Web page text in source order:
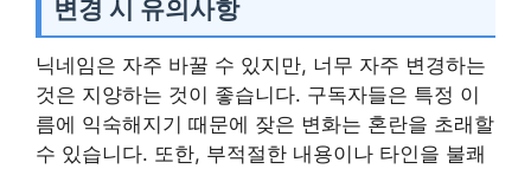
변경 시 유의사항
닉네임은 자주 바꿀 수 있지만, 너무 자주 변경하는
것은 지양하는 것이 좋습니다. 구독자들은 특정 이
름에 익숙해지기 때문에 잦은 변화는 혼란을 초래할
수 있습니다. 또한, 부적절한 내용이나 타인을 불쾌